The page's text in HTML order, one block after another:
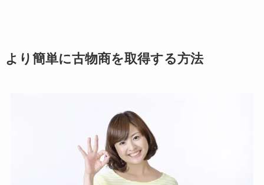
より簡単に古物商を取得する方法